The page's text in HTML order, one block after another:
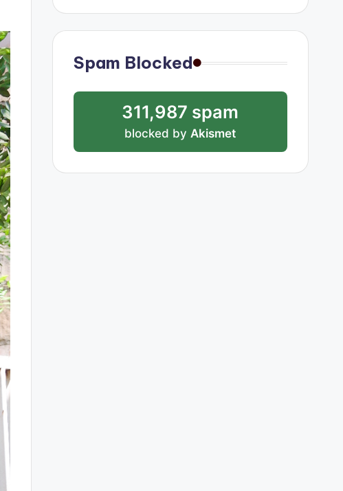
Spam Blocked
311,987 spam
blocked byAkismet